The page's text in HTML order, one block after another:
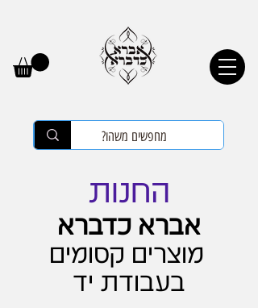
החנות
אברא כדברא
מוצרים קסומים
בעבודת יד